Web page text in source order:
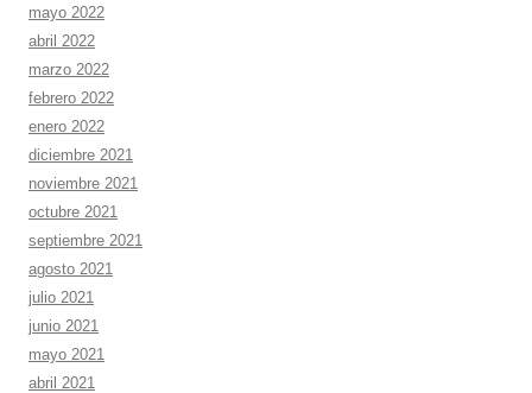
mayo 2022
abril 2022
marzo 2022
febrero 2022
enero 2022
diciembre 2021
noviembre 2021
octubre 2021
septiembre 2021
agosto 2021
julio 2021
junio 2021
mayo 2021
abril 2021